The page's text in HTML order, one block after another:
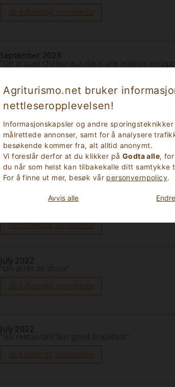
Agriturismo.net bruker
nettleseropplevelsen!
Informasjonskapsler og andre
målrettede annonser, samt for å analysere
besøkende kommer fra, alt alltid anonymt.
Vi foreslår derfor at du klikker på Godta alle,
du når som helst kan tilbakekalle ditt samtykke
For å finne ut mer, besøk vår personvernpolicy.
Avvis alle
Se fullstendig anmeldelse
September 2023
“Un accueil chaleureux dans une endroit
September 2022
“Bellissima struttura e gestione col cuore”
Se fullstendig anmeldelse
“Fantastische locatie, schoon en mooi en een
Se fullstendig anmeldelse
July 2022
“Un arrêt de choix”
Se fullstendig anmeldelse
July 2022
“No restaurant but good breakfast”
Se fullstendig anmeldelse